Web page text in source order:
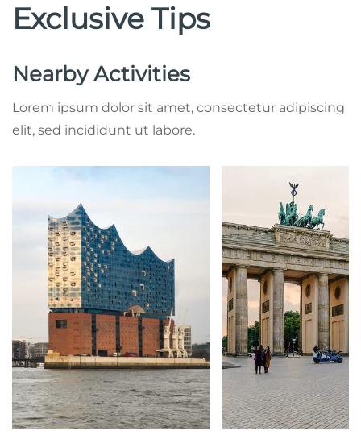
Exclusive Tips
Nearby Activities
Lorem ipsum dolor sit amet, consectetur adipiscing
elit, sed incididunt ut labore.